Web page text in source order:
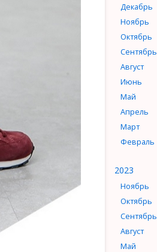
Декабрь
Ноябрь
Октябрь
Сентябрь
Август
Июнь
Май
Апрель
Март
Февраль
2023
Ноябрь
Октябрь
Сентябрь
Август
Май